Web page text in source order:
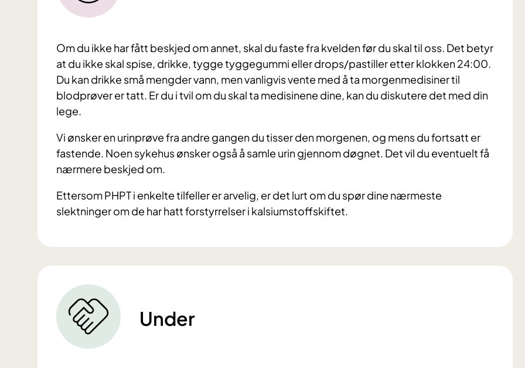
Om du ikke har fått beskjed om annet, skal du faste fra kvelden før du skal til oss. Det betyr
at du ikke skal spise, drikke, tygge tyggegummi eller drops/pastiller etter klokken 24:00.
Du kan drikke små mengder vann, men vanligvis vente med å ta morgenmedisiner til
blodprøver er tatt. Er du i tvil om du skal ta medisinene dine, kan du diskutere det med din
lege.
Vi ønsker en urinprøve fra andre gangen du tisser den morgenen, og mens du fortsatt er
fastende. Noen sykehus ønsker også å samle urin gjennom døgnet. Det vil du eventuelt få
nærmere beskjed om.
Ettersom PHPT i enkelte tilfeller er arvelig, er det lurt om du spør dine nærmeste
slektninger om de har hatt forstyrrelser i kalsiumstoffskiftet.
Under